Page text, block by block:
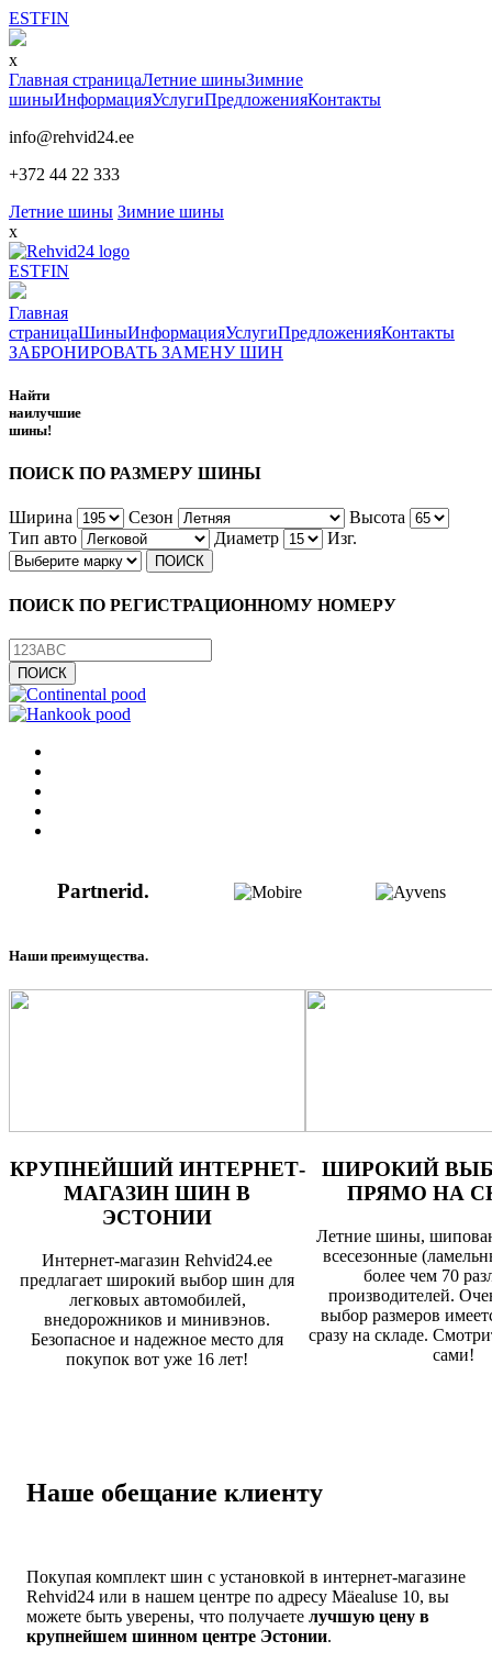
ESTFIN
x
Главная страницаЛетние шиныЗимние
шиныИнформацияУслугиПредложенияКонтакты
info@rehvid24.ee
+372 44 22 333
Летние шины Зимние шины
x
ESTFIN
Главная
страницаШиныИнформацияУслугиПредложенияКонтакты
ЗАБРОНИРОВАТЬ ЗАМЕНУ ШИН
Найти
наилучшие
шины!
ПОИСК ПО РАЗМЕРУ ШИНЫ
Ширина Сезон
Высота
Тип авто
Диаметр Изг.
ПОИСК ПО РЕГИСТРАЦИОННОМУ НОМЕРУ
Partnerid.
Наши преимущества.
КРУПНЕЙШИЙ ИНТЕРНЕТ-
МАГАЗИН ШИН В
ЭСТОНИИ
Интернет-магазин Rehvid24.ee
предлагает широкий выбор шин для
легковых автомобилей,
внедорожников и минивэнов.
Безопасное и надежное место для
покупок вот уже 16 лет!
ШИРОКИЙ
ПРЯМО НА
Летние шины,
всесезонные
более чем 70
производителей.
выбор размеров
сразу на складе.
сами!
Наше обещание клиенту
Покупая комплект шин с установкой в интернет-магазине
Rehvid24 или в нашем центре по адресу Mäealuse 10, вы
можете быть уверены, что получаете лучшую цену в
крупнейшем шинном центре Эстонии.